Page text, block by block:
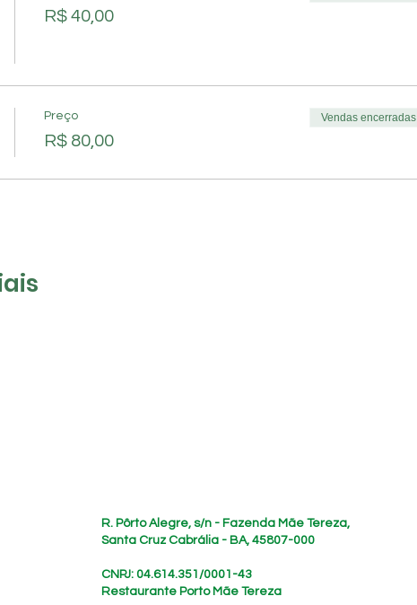
R$ 40,00
Preço
R$ 80,00
Vendas encerradas
R. Pôrto Alegre, s/n - Fazenda Mãe Tereza,
Santa Cruz Cabrália - BA, 45807-000
CNPJ: 04.614.351/0001-43
Restaurante Porto Mãe Tereza